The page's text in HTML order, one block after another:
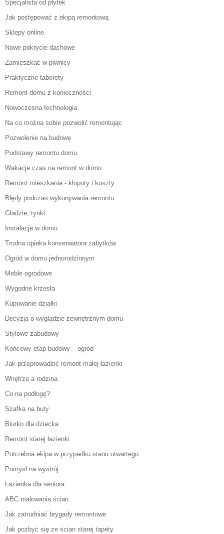
Specjalista od płytek
Jak postępować z ekipą remontową
Sklepy online
Nowe pokrycie dachowe
Zamieszkać w piwnicy
Praktyczne taborety
Remont domu z konieczności
Nowoczesna technologia
Na co można sobie pozwolić remontując
Pozwolenie na budowę
Podstawy remontu domu
Wakacje czas na remont w domu
Remont mieszkania - kłopoty i koszty
Błędy podczas wykonywania remontu
Gładzie, tynki
Instalacje w domu
Trudna opieka konserwatora zabytków
Ogród w domu jednorodzinnym
Meble ogrodowe
Wygodne krzesła
Kupowanie działki
Decyzja o wyglądzie zewnętrznym domu
Stylowe zabudowy
Końcowy etap budowy – ogród
Jak przeprowadzić remont małej łazienki
Wnętrze a rodzina
Co na podłogę?
Szafka na buty
Biurko dla dziecka
Remont starej łazienki
Potrzebna ekipa w przypadku stanu otwartego
Pomysł na wystrój
Łazienka dla seniora
ABC malowania ścian
Jak zatrudniać brygady remontowe
Jak pozbyć się ze ścian starej tapety